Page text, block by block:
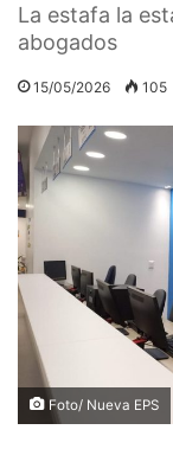
La estafa la
abogados
15/05/2026 105
Foto/ Nueva EPS